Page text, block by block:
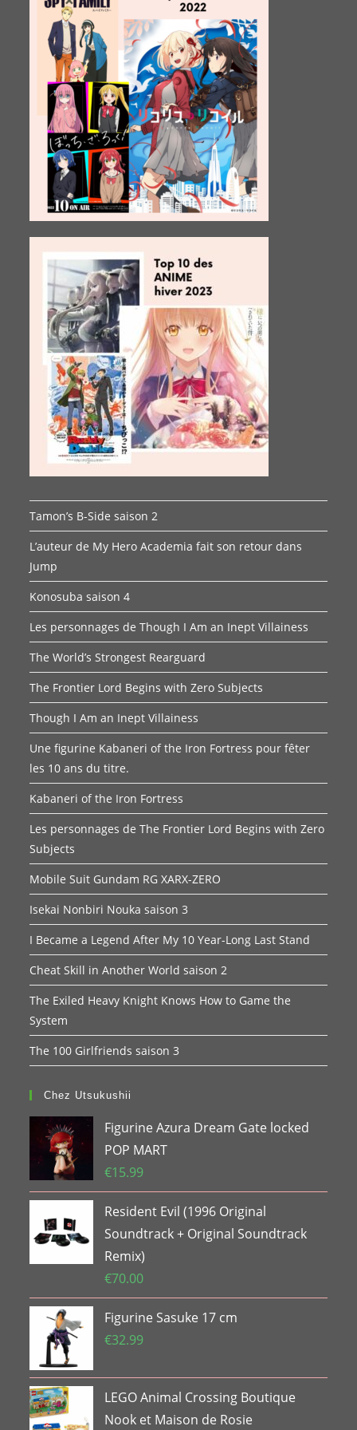
Tamon’s B-Side saison 2
L’auteur de My Hero Academia fait son retour dans
Jump
Konosuba saison 4
Les personnages de Though I Am an Inept Villainess
The World’s Strongest Rearguard
The Frontier Lord Begins with Zero Subjects
Though I Am an Inept Villainess
Une figurine Kabaneri of the Iron Fortress pour fêter
les 10 ans du titre.
Kabaneri of the Iron Fortress
Les personnages de The Frontier Lord Begins with Zero
Subjects
Mobile Suit Gundam RG XARX-ZERO
Isekai Nonbiri Nouka saison 3
I Became a Legend After My 10 Year-Long Last Stand
Cheat Skill in Another World saison 2
The Exiled Heavy Knight Knows How to Game the
System
The 100 Girlfriends saison 3
Chez Utsukushii
Figurine Azura Dream Gate locked
POP MART
€15.99
Resident Evil (1996 Original
Soundtrack + Original Soundtrack
Remix)
€70.00
Figurine Sasuke 17 cm
€32.99
LEGO Animal Crossing Boutique
Nook et Maison de Rosie